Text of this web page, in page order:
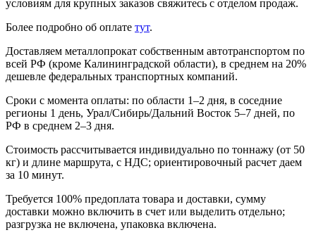
условиям для крупных заказов свяжитесь с отделом продаж.
Более подробно об оплате тут.
Доставляем металлопрокат собственным автотранспортом по
всей РФ (кроме Калининградской области), в среднем на 20%
дешевле федеральных транспортных компаний.
Сроки с момента оплаты: по области 1–2 дня, в соседние
регионы 1 день, Урал/Сибирь/Дальний Восток 5–7 дней, по
РФ в среднем 2–3 дня.
Стоимость рассчитывается индивидуально по тоннажу (от 50
кг) и длине маршрута, с НДС; ориентировочный расчет даем
за 10 минут.
Требуется 100% предоплата товара и доставки, сумму
доставки можно включить в счет или выделить отдельно;
разгрузка не включена, упаковка включена.